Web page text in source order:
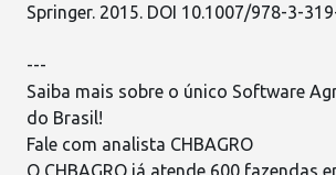
Springer. 2015. DOI 10.1007/978-3-
---
Saiba mais sobre o único Software
do Brasil!
Fale com analista CHBAGRO
O CHBAGRO já atende 600 fazendas